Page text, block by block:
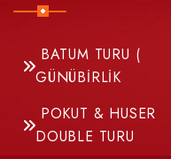
BATUM TURU (
GÜNÜBİRLİK
POKUT & HUSER
DOUBLE TURU